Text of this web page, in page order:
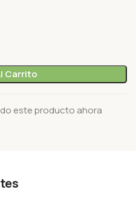
Carrito
este producto ahora